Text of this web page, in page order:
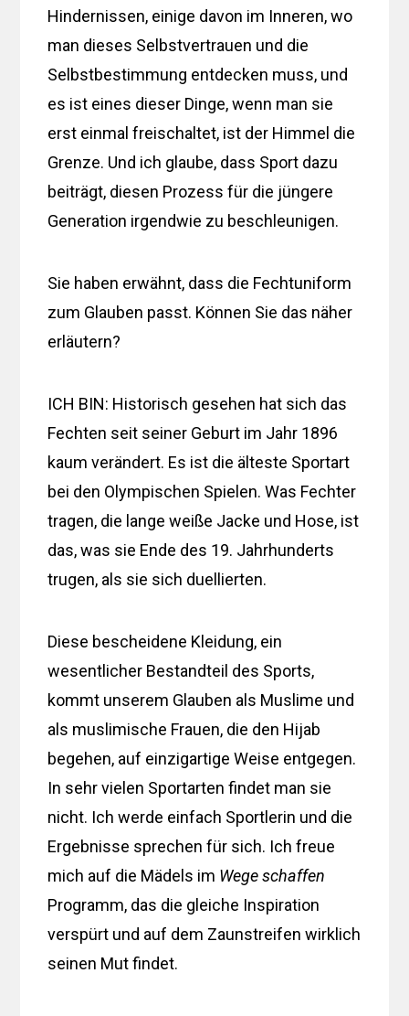
Hindernissen, einige davon im Inneren, wo
man dieses Selbstvertrauen und die
Selbstbestimmung entdecken muss, und
es ist eines dieser Dinge, wenn man sie
erst einmal freischaltet, ist der Himmel die
Grenze. Und ich glaube, dass Sport dazu
beiträgt, diesen Prozess für die jüngere
Generation irgendwie zu beschleunigen.
Sie haben erwähnt, dass die Fechtuniform
zum Glauben passt. Können Sie das näher
erläutern?
ICH BIN: Historisch gesehen hat sich das
Fechten seit seiner Geburt im Jahr 1896
kaum verändert. Es ist die älteste Sportart
bei den Olympischen Spielen. Was Fechter
tragen, die lange weiße Jacke und Hose, ist
das, was sie Ende des 19. Jahrhunderts
trugen, als sie sich duellierten.
Diese bescheidene Kleidung, ein
wesentlicher Bestandteil des Sports,
kommt unserem Glauben als Muslime und
als muslimische Frauen, die den Hijab
begehen, auf einzigartige Weise entgegen.
In sehr vielen Sportarten findet man sie
nicht. Ich werde einfach Sportlerin und die
Ergebnisse sprechen für sich. Ich freue
mich auf die Mädels im Wege schaffen
Programm, das die gleiche Inspiration
verspürt und auf dem Zaunstreifen wirklich
seinen Mut findet.